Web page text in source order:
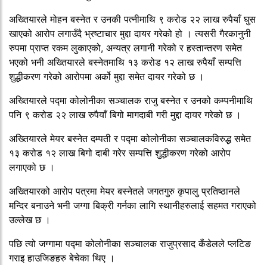
अख्तियारले मोहन बस्नेत र उनकी पत्नीमाथि ९ करोड २२ लाख रुपैयाँ घुस
खाएको आरोप लगाउँदै भ्रष्टाचार मुद्दा दायर गरेको हो । त्यसरी गैरकानुनी
रुपमा प्राप्त रकम लुकाएको, अन्यत्र लगानी गरेको र हस्तान्तरण समेत
भएको भनी अख्तियारले बस्नेतमाथि १३ करोड १२ लाख रुपैयाँ सम्पत्ति
शुद्धीकरण गरेको आरोपमा अर्को मुद्दा समेत दायर गरेको छ ।
अख्तियारले पद्मा कोलोनीका सञ्चालक राजु बस्नेत र उनको कम्पनीमाथि
पनि ९ करोड २२ लाख रुपैयाँ बिगो मागदाबी गरी मुद्दा दायर गरेको छ ।
अख्तियारले मेयर बस्नेत दम्पती र पद्मा कोलोनीका सञ्चालकविरुद्ध समेत
१३ करोड १२ लाख बिगो दाबी गरेर सम्पत्ति शुद्धीकरण गरेको आरोप
लगाएको छ ।
अख्तियारको आरोप पत्रमा मेयर बस्नेतले जगतगुरु कृपालु प्रतिष्ठानले
मन्दिर बनाउने भनी जग्गा बिक्री गर्नका लागि स्थानीहरुलाई सहमत गराएको
उल्लेख छ ।
पछि त्यो जग्गामा पद्मा कोलोनीका सञ्चालक राजुप्रसाद कँडेलले प्लटिङ
गराइ हाउजिङहरु बेचेका थिए ।